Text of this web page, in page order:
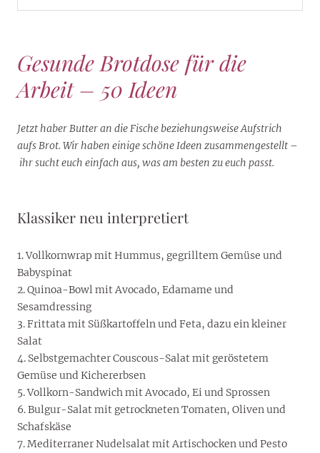
Gesunde Brotdose für die
Arbeit – 50 Ideen
Jetzt haber Butter an die Fische beziehungsweise Aufstrich
aufs Brot. Wir haben einige schöne Ideen zusammengestellt –
ihr sucht euch einfach aus, was am besten zu euch passt.
Klassiker neu interpretiert
1. Vollkornwrap mit Hummus, gegrilltem Gemüse und
Babyspinat
2. Quinoa-Bowl mit Avocado, Edamame und
Sesamdressing
3. Frittata mit Süßkartoffeln und Feta, dazu ein kleiner
Salat
4. Selbstgemachter Couscous-Salat mit geröstetem
Gemüse und Kichererbsen
5. Vollkorn-Sandwich mit Avocado, Ei und Sprossen
6. Bulgur-Salat mit getrockneten Tomaten, Oliven und
Schafskäse
7. Mediterraner Nudelsalat mit Artischocken und Pesto